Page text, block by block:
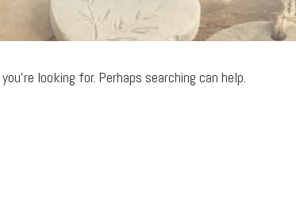
looking for. Perhaps searching can help.